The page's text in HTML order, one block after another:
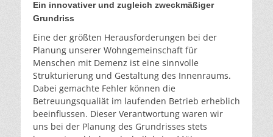
Ein innovativer und zugleich zweckmäßiger
Grundriss
Eine der größten Herausforderungen bei der
Planung unserer Wohngemeinschaft für
Menschen mit Demenz ist eine sinnvolle
Strukturierung und Gestaltung des Innenraums.
Dabei gemachte Fehler können die
Betreuungsqualiät im laufenden Betrieb erheblich
beeinflussen. Dieser Verantwortung waren wir
uns bei der Planung des Grundrisses stets